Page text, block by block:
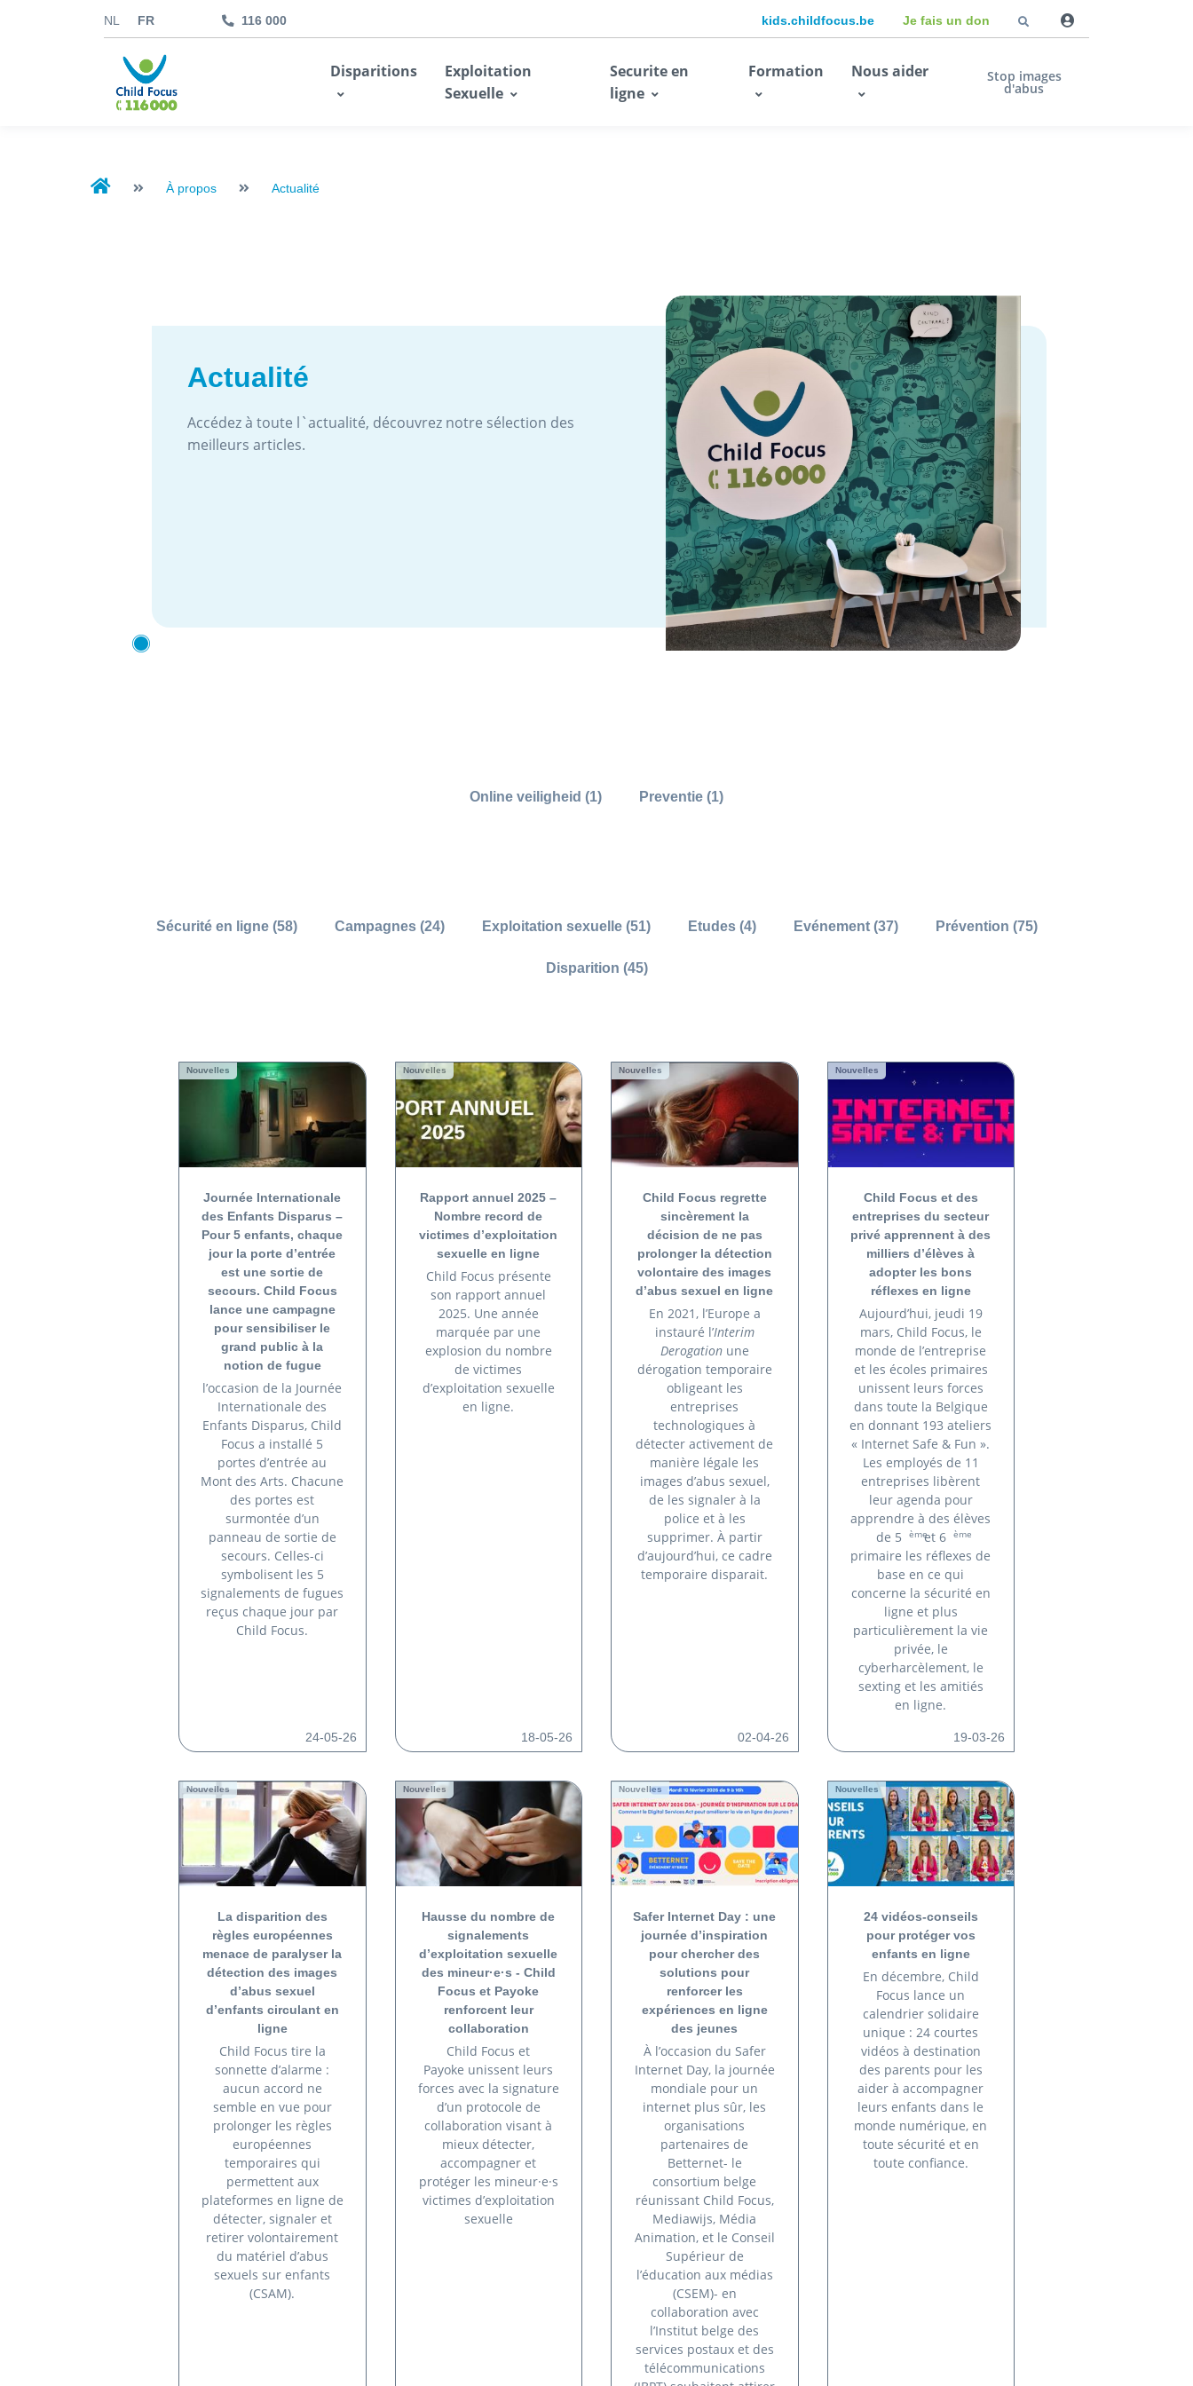
NL FR 116 000 kids.childfocus.be Je fais un don
Disparitions
Exploitation
Sexuelle
Securite en
ligne
Formation Nous aider Stop images
d'abus
À propos Actualité
Actualité
Accédez à toute l`actualité, découvrez notre sélection des
meilleurs articles.
Online veiligheid (1) Preventie (1)
Sécurité en ligne (58) Campagnes (24) Exploitation sexuelle (51) Etudes (4) Evénement (37) Prévention (75)
Disparition (45)
Nouvelles
Journée Internationale
des Enfants Disparus –
Pour 5 enfants, chaque
jour la porte d’entrée
est une sortie de
secours. Child Focus
lance une campagne
pour sensibiliser le
grand public à la
notion de fugue
l’occasion de la Journée
Internationale des
Enfants Disparus, Child
Focus a installé 5
portes d’entrée au
Mont des Arts. Chacune
des portes est
surmontée d’un
panneau de sortie de
secours. Celles-ci
symbolisent les 5
signalements de fugues
reçus chaque jour par
Child Focus.
24-05-26
Nouvelles
Rapport annuel 2025 –
Nombre record de
victimes d’exploitation
sexuelle en ligne
Child Focus présente
son rapport annuel
2025. Une année
marquée par une
explosion du nombre
de victimes
d’exploitation sexuelle
en ligne.
18-05-26
Nouvelles
Child Focus regrette
sincèrement la
décision de ne pas
prolonger la détection
volontaire des images
d’abus sexuel en ligne
En 2021, l’Europe a
instauré l’Interim
Derogationune
dérogation temporaire
obligeant les
entreprises
technologiques à
détecter activement de
manière légale les
images d’abus sexuel,
de les signaler à la
police et à les
supprimer. À partir
d’aujourd’hui, ce cadre
temporaire disparait.
02-04-26
Nouvelles
Child Focus et des
entreprises du secteur
privé apprennent à des
milliers d’élèves à
adopter les bons
réflexes en ligne
Aujourd’hui, jeudi 19
mars, Child Focus, le
monde de l’entreprise
et les écoles primaires
unissent leurs forces
dans toute la Belgique
en donnant 193 ateliers
« Internet Safe & Fun ».
Les employés de 11
entreprises libèrent
leur agenda pour
apprendre à des élèves
de 5
èmeet 6 ème
primaire les réflexes de
base en ce qui
concerne la sécurité en
ligne et plus
particulièrement la vie
privée, le
cyberharcèlement, le
sexting et les amitiés
en ligne.
19-03-26
Nouvelles
La disparition des
règles européennes
menace de paralyser la
détection des images
d’abus sexuel
d’enfants circulant en
ligne
Child Focus tire la
sonnette d’alarme :
aucun accord ne
semble en vue pour
prolonger les règles
européennes
temporaires qui
permettent aux
plateformes en ligne de
détecter, signaler et
retirer volontairement
du matériel d’abus
sexuels sur enfants
(CSAM).
Nouvelles
Hausse du nombre de
signalements
d’exploitation sexuelle
des mineur·e·s - Child
Focus et Payoke
renforcent leur
collaboration
Child Focus et
Payoke unissent leurs
forces avec la signature
d’un protocole de
collaboration visant à
mieux détecter,
accompagner et
protéger les mineur·e·s
victimes d’exploitation
sexuelle
Nouvelles
Safer Internet Day : une
journée d’inspiration
pour chercher des
solutions pour
renforcer les
expériences en ligne
des jeunes
À l’occasion du Safer
Internet Day, la journée
mondiale pour un
internet plus sûr, les
organisations
partenaires de
Betternet- le
consortium belge
réunissant Child Focus,
Mediawijs, Média
Animation, et le Conseil
Supérieur de
l’éducation aux médias
(CSEM)- en
collaboration avec
l’Institut belge des
services postaux et des
télécommunications
Nouvelles
24 vidéos-conseils
pour protéger vos
enfants en ligne
En décembre, Child
Focus lance un
calendrier solidaire
unique : 24 courtes
vidéos à destination
des parents pour les
aider à accompagner
leurs enfants dans le
monde numérique, en
toute sécurité et en
toute confiance.